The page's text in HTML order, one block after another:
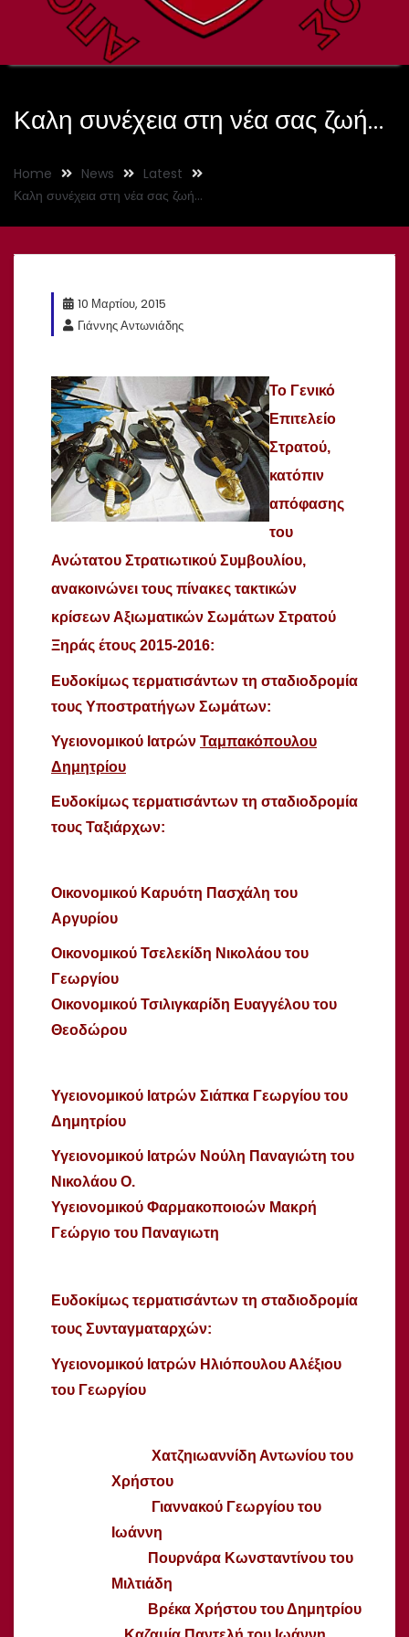
Καλη συνέχεια στη νέα σας ζωή…
Home News
Latest
Καλη συνέχεια στη νέα σας ζωή…
10 Μαρτίου, 2015
Γιάννης Αντωνιάδης
Το Γενικό
Επιτελείο
Στρατού,
κατόπιν
απόφασης
του
Ανώτατου Στρατιωτικού Συμβουλίου,
ανακοινώνει τους πίνακες τακτικών
κρίσεων Αξιωματικών Σωμάτων Στρατού
Ξηράς έτους 2015-2016:
Ευδοκίμως τερματισάντων τη σταδιοδρομία
τους Υποστρατήγων Σωμάτων:
Υγειονομικού Ιατρών Ταμπακόπουλου
Δημητρίου
Ευδοκίμως τερματισάντων τη σταδιοδρομία
τους Ταξιάρχων:
Οικονομικού Καρυότη Πασχάλη του
Αργυρίου
Οικονομικού Τσελεκίδη Νικολάου του
Γεωργίου
Οικονομικού Τσιλιγκαρίδη Ευαγγέλου του
Θεοδώρου
Υγειονομικού Ιατρών Σιάπκα Γεωργίου του
Δημητρίου
Υγειονομικού Ιατρών Νούλη Παναγιώτη του
Νικολάου Ο.
Υγειονομικού Φαρμακοποιοών Μακρή
Γεώργιο του Παναγιωτη
Ευδοκίμως τερματισάντων τη σταδιοδρομία
τους Συνταγματαρχών:
Υγειονομικού Ιατρών Ηλιόπουλου Αλέξιου
του Γεωργίου
Χατζηιωαννίδη Αντωνίου του
Χρήστου
Γιαννακού Γεωργίου του
Ιωάννη
Πουρνάρα Κωνσταντίνου του
Μιλτιάδη
Βρέκα Χρήστου του Δημητρίου